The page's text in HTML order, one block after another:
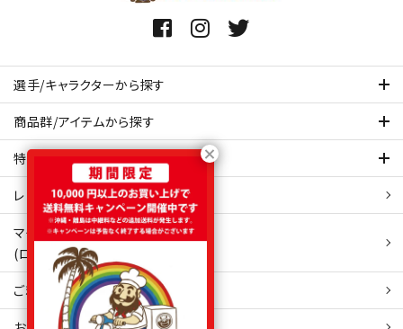
選手/キャラクターから探す
商品群/アイテムから探す
特集ページを見てみる
レビュー・口コミ 一覧ページ
マイアカウント
(ログイン/新規会員登録)
ご利用ガイド